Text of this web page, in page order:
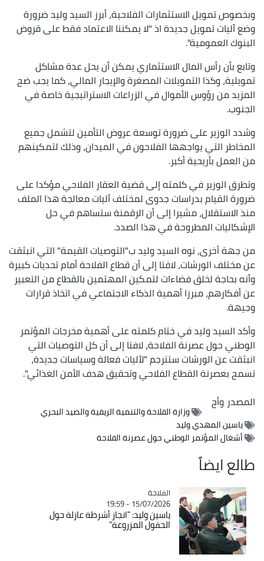
وبخصوص تمويل الاستثمارات الفلاحية، أبرز السيد وليد ضرورة
وضع آليات تمويل جديدة اذ "لا يمكننا الاعتماد فقط على قروض
البنوك العمومية".
وتابع بأن رأس المال الاستثماري يمكن أن يحل عدة مشاكل
تمويلية، وكذا التمويلات المصغرة والإيجار المالي، كما يجب ضح
المزيد من رؤوس الأموال في الزراعات الاستراتيجية خاصة في
الجنوب.
وشدد الوزير على ضرورة توسعة عروض التأمين لتشمل جميع
المخاطر التي يواجهها الفلاحون في الميدان، وذلك لتمكينهم
من العمل بأريحية أكبر.
وتطرق الوزير في كلمته إلى قضية العقار الفلاحي مؤكدا على
ضرورة القيام بدراسات جدوى لمختلف آليات معالجة هذا الملف
منذ الاستقلال، مشيرا إلى أن الرقمنة ستساهم في حل
الإشكاليات المطروحة في هذا الصدد.
من جهة أخرى، نوه السيد وليد ب"التوصيات القيمة" التي انبثقت
عن مختلف الورشات، لافتا إلى أن قطاع الفلاحة أمام تحديات كبيرة
وأنه بحاجة لخلق فضاءات لتمكين المهتمين بالقطاع من التعبير
عن أفكارهم، مبرزا أهمية الذكاء الاجتماعي في اتخاذ قرارات
وجيهة.
وأكد السيد وليد في ختام كلمته على أهمية مخرجات المؤتمر
الوطني حول عصرنة الفلاحة، لافتا إلى أن كل التوصيات التي
انبثقت عن الورشات ستترجم "لآليات فعالة وسياسات جديدة،
تسمح بعصرنة القطاع الفلاحي وتحقيق هدف الأمن الغذائي".
المصدروأج
وزارة الفلاحة والتنمية الريفية والصيد البحري
ياسين المهدي وليد
أشغال المؤتمر الوطني حول عصرنة الفلاحة
طالع ايضاً
Catégorie
الفلاحة
15/07/2026 - 19:59
ياسين وليد: "انجاز أشرطة عازلة حول
الحقول المزروعة"